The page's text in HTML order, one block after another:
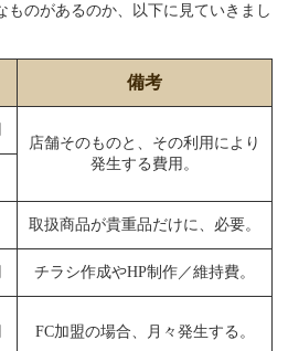
ものがあるのか、以下に見ていきまし
備考
店舗そのものと、その利用により
発生する費用。
取扱商品が貴重品だけに、必要。
チラシ作成やHP制作／維持費。
FC加盟の場合、月々発生する。